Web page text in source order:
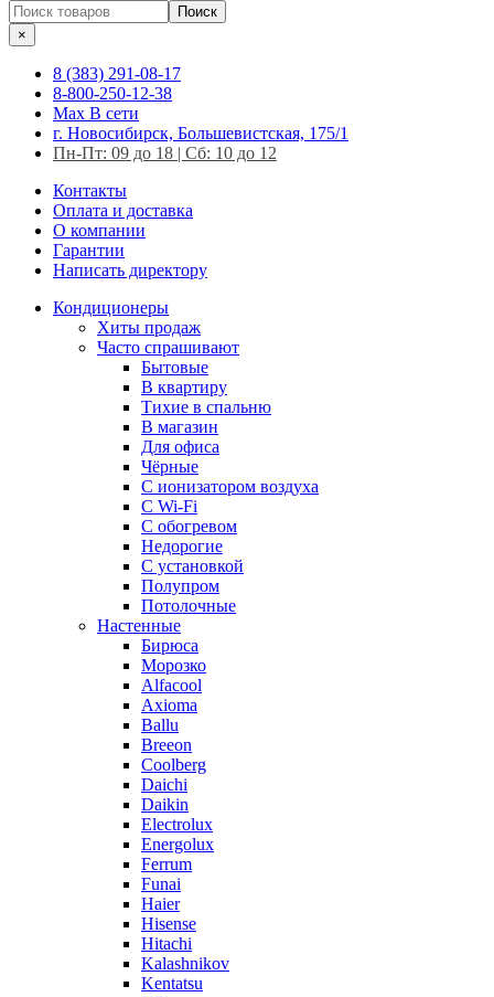
Поиск
×
8 (383) 291-08-17
8-800-250-12-38
Max В сети
г. Новосибирск, Большевистская, 175/1
Пн-Пт: 09 до 18 | Сб: 10 до 12
Контакты
Оплата и доставка
О компании
Гарантии
Написать директору
Кондиционеры
Хиты продаж
Часто спрашивают
Бытовые
В квартиру
Тихие в спальню
В магазин
Для офиса
Чёрные
С ионизатором воздуха
С Wi-Fi
С обогревом
Недорогие
С установкой
Полупром
Потолочные
Настенные
Бирюса
Морозко
Alfacool
Axioma
Ballu
Breeon
Coolberg
Daichi
Daikin
Electrolux
Energolux
Ferrum
Funai
Haier
Hisense
Hitachi
Kalashnikov
Kentatsu